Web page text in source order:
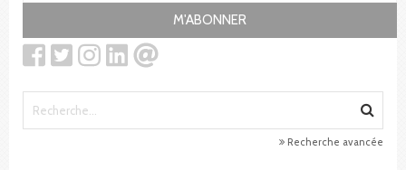
M'ABONNER
Recherche avancée